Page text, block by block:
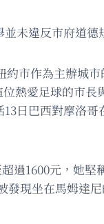
未違反市府道德
市作為主辦城
愛足球的市長
日巴西對摩洛
過1600元，她
現坐在馬姆達